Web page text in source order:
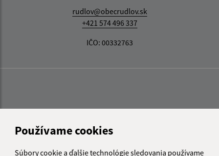
Používame cookies
Súbory cookie a ďalšie technológie sledovania používame
rudlov@obecrudlov.sk
+421 574 496 337
IČO: 00332763